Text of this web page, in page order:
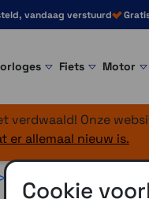
vandaag verstuurd
Fiets Motor
verdwaald! Onze
er allemaal nieuw is.
Cookie